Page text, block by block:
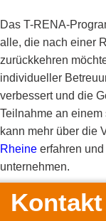
Das T-RENA-
alle, die nach einer
zurückkehren
individueller
verbessert und die
Teilnahme an
kann mehr über die
Rheine erfahren
unternehmen.
Kontakt